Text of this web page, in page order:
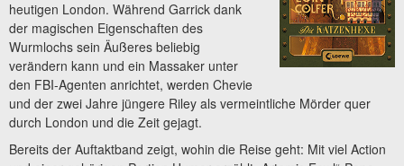
heutigen London. Während Garrick dank
der magischen Eigenschaften des
Wurmlochs sein Äußeres beliebig
verändern kann und ein Massaker unter
den FBI-Agenten anrichtet, werden Chevie
und der zwei Jahre jüngere Riley als vermeintliche Mörder quer
durch London und die Zeit gejagt.
Bereits der Auftaktband zeigt, wohin die Reise geht: Mit viel Action